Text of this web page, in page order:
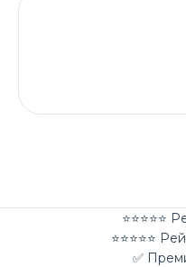
⭐⭐⭐⭐⭐
✅